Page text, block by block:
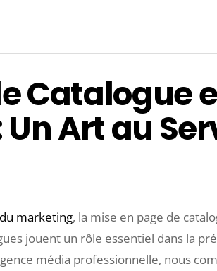
Catalogue
Art au
marketing, la mise en page de
jouent un rôle essentiel dans la
média professionnelle, nous